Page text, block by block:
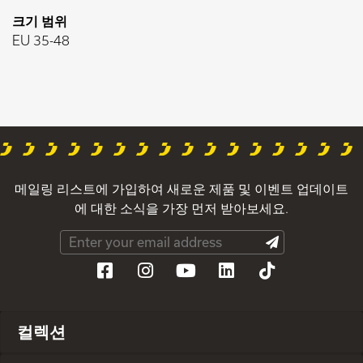
크기 범위
EU 35-48
메일링 리스트에 가입하여 새로운 제품 및 이벤트 업데이트
에 대한 소식을 가장 먼저 받아보세요.
컬렉션